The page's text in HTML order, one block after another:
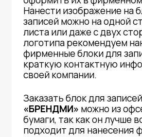
Нанести изображение на
записей можно на одной
листа или даже с двух
логотипа рекомендуем
фирменные блоки для
краткую контактную
своей компании.
Заказать блок для
«БРЕНДМИ» можно из
бумаги, так как он лучше
подходит для нанесения